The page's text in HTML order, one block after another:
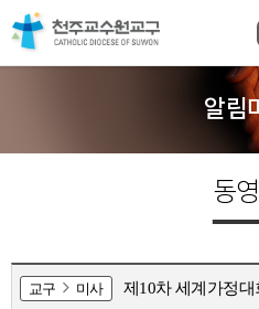
알림
동
교구 미사
제10차 세계가정